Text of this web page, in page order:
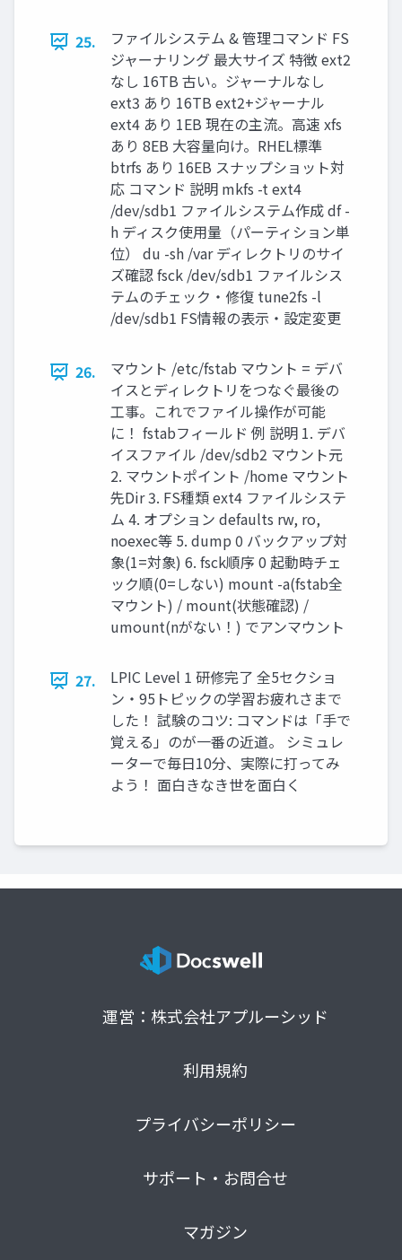
25.
ファイルシステム & 管理コマンド FS
ジャーナリング 最大サイズ 特徴 ext2
なし 16TB 古い。ジャーナルなし
ext3 あり 16TB ext2+ジャーナル
ext4 あり 1EB 現在の主流。高速 xfs
あり 8EB 大容量向け。RHEL標準
btrfs あり 16EB スナップショット対
応 コマンド 説明 mkfs -t ext4
/dev/sdb1 ファイルシステム作成 df -
h ディスク使用量（パーティション単
位） du -sh /var ディレクトリのサイ
ズ確認 fsck /dev/sdb1 ファイルシス
テムのチェック・修復 tune2fs -l
/dev/sdb1 FS情報の表示・設定変更
26.
マウント /etc/fstab マウント = デバ
イスとディレクトリをつなぐ最後の
工事。これでファイル操作が可能
に！ fstabフィールド 例 説明 1. デバ
イスファイル /dev/sdb2 マウント元
2. マウントポイント /home マウント
先Dir 3. FS種類 ext4 ファイルシステ
ム 4. オプション defaults rw, ro,
noexec等 5. dump 0 バックアップ対
象(1=対象) 6. fsck順序 0 起動時チェ
ック順(0=しない) mount -a(fstab全
マウント) / mount(状態確認) /
umount(nがない！) でアンマウント
27.
LPIC Level 1 研修完了 全5セクショ
ン・95トピックの学習お疲れさまで
した！ 試験のコツ: コマンドは「手で
覚える」のが一番の近道。 シミュレ
ーターで毎日10分、実際に打ってみ
よう！ 面白きなき世を面白く
運営：株式会社アプルーシッド
利用規約
プライバシーポリシー
サポート・お問合せ
マガジン